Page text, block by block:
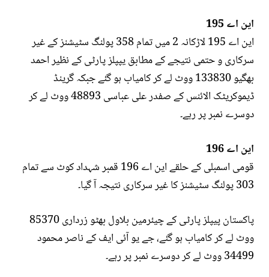
این اے 195
این اے 195 لاڑکانہ 2 میں تمام 358 پولنگ سٹیشنز کے غیر
سرکاری و حتمی نتیجے کے مطابق یپپلز پارٹی کے نظیر احمد
بھگیو 133830 ووٹ لے کر کامیاب ہو گئے جبکہ گرینڈ
ڈیموکریٹک الائنس کے صفدر علی عباسی 48893 ووٹ لے کر
دوسرے نمبر پر رہے۔
این اے 196
قومی اسمبلی کے حلقے این اے 196 قمبر شہداد کوٹ سے تمام
303 پولنگ سٹیشنز کا غیر سرکاری نتیجہ آ گیا۔
پاکستان پیپلز پارٹی کے چیئرمین بلاول بھٹو زرداری 85370
ووٹ لے کر کامیاب ہو گئے، جے یو آئی ایف کے ناصر محمود
34499 ووٹ لے کر دوسرے نمبر پر رہے۔